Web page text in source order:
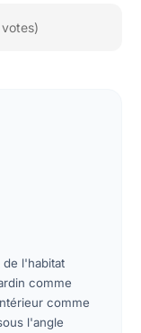
l'habitat
comme
comme
l'angle